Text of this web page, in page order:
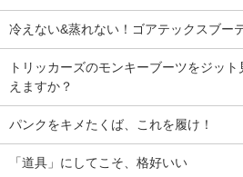
冷えない&蒸れない！ゴアテックスブー
トリッカーズのモンキーブーツをジッ
えますか？
パンクをキメたくば、これを履け！
「道具」にしてこそ、格好いい